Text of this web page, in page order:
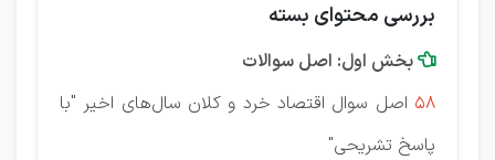
بررسی محتوای بسته
 بخش اول: اصل سوالات
58 اصل سوال اقتصاد خرد و کلان سال‌های اخیر "با
پاسخ تشریحی"